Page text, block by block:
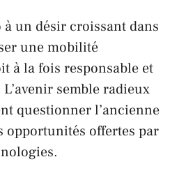
à un désir croissant dans
une mobilité
à la fois responsable et
semble radieux
questionner l’ancienne
opportunités offertes par